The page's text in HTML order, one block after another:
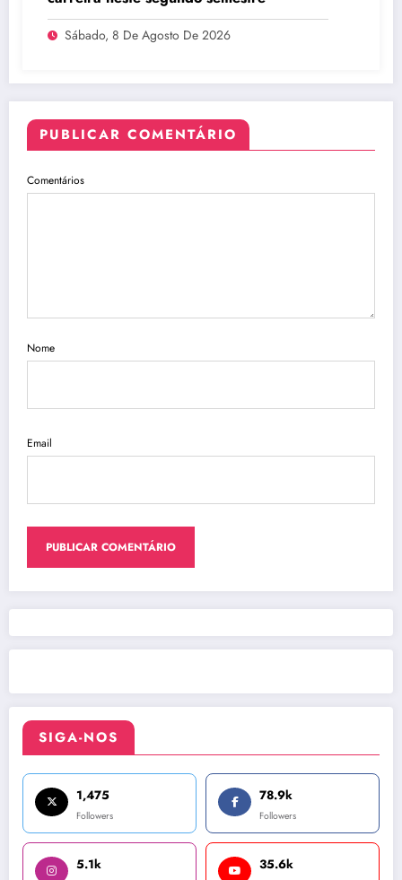
SIGA-NOS
1,475
Followers
78.9k
Followers
5.1k 35.6k
Sábado, 8 De Agosto De 2026
PUBLICAR COMENTÁRIO
Comentários
Nome
Email